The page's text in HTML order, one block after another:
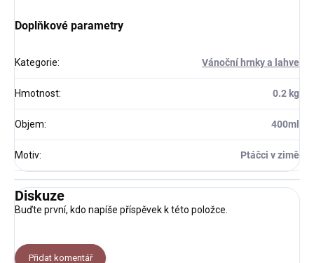
Doplňkové parametry
Kategorie: Vánoční hrnky a lahve
Hmotnost: 0.2 kg
Objem: 400ml
Motiv: Ptáčci v zimě
Diskuze
Buďte první, kdo napíše příspěvek k této položce.
Přidat komentář